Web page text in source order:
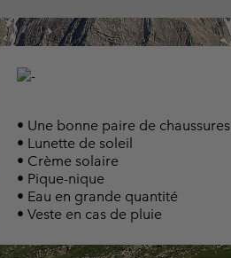
• Une bonne paire de chaussures
• Lunette de soleil
• Crème solaire
• Pique-nique
• Eau en grande quantité
• Veste en cas de pluie